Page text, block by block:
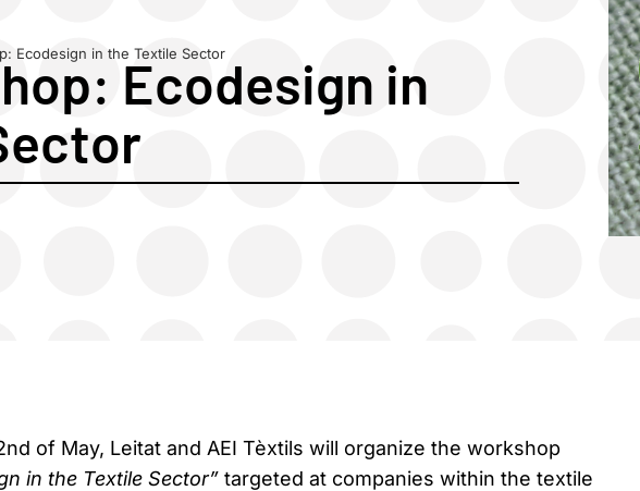
Ecodesign in the Textile SectorEcodesign in
of May, Leitat and AEI Tèxtils will organize the workshop
in the Textile Sector”targeted at companies within the textile